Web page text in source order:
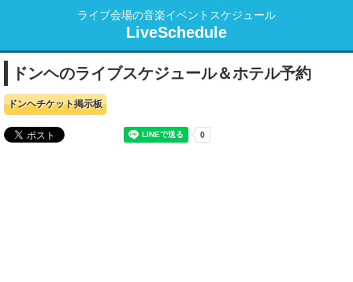
ライブ会場の音楽イベントスケジュール
LiveSchedule
ドンヘのライブスケジュール＆ホテル予約
ドンヘチケット掲示板